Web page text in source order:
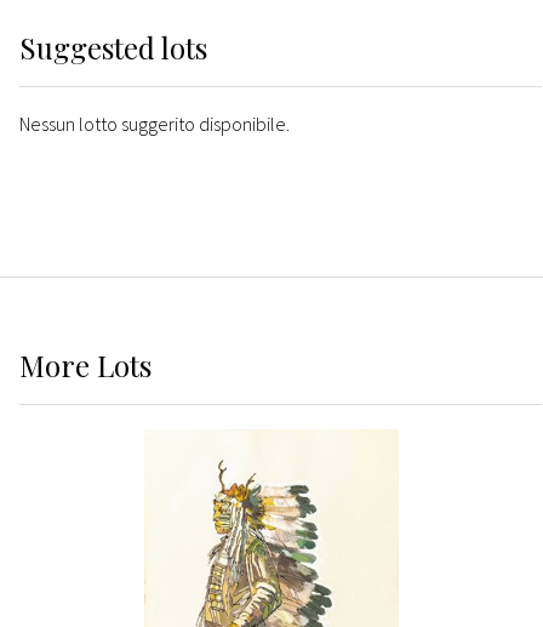
Suggested lots
Nessun lotto suggerito disponibile.
More Lots